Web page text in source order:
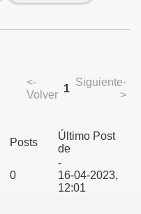
<-
Volver
1
Siguiente-
>
Posts
Último Post
de
0
-
16-04-2023,
12:01